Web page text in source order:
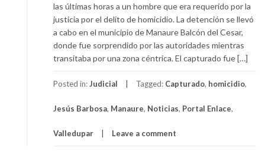
las últimas horas a un hombre que era requerido por la
justicia por el delito de homicidio. La detención se llevó
a cabo en el municipio de Manaure Balcón del Cesar,
donde fue sorprendido por las autoridades mientras
transitaba por una zona céntrica. El capturado fue […]
Posted in:Judicial Tagged: Capturado, homicidio,
Jesús Barbosa, Manaure, Noticias, Portal Enlace,
Valledupar Leave a comment